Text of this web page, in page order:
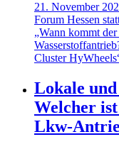
21. November
Forum Hessen
„Wann kommt
Cluster
Lokale
Welcher
Lkw-